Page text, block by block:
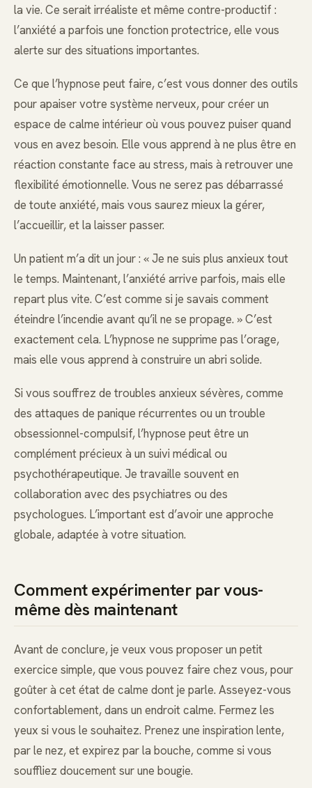
la vie. Ce serait irréaliste et même contre-productif :
l’anxiété a parfois une fonction protectrice, elle vous
alerte sur des situations importantes.
Ce que l’hypnose peut faire, c’est vous donner des outils
pour apaiser votre système nerveux, pour créer un
espace de calme intérieur où vous pouvez puiser quand
vous en avez besoin. Elle vous apprend à ne plus être en
réaction constante face au stress, mais à retrouver une
flexibilité émotionnelle. Vous ne serez pas débarrassé
de toute anxiété, mais vous saurez mieux la gérer,
l’accueillir, et la laisser passer.
Un patient m’a dit un jour : « Je ne suis plus anxieux tout
le temps. Maintenant, l’anxiété arrive parfois, mais elle
repart plus vite. C’est comme si je savais comment
éteindre l’incendie avant qu’il ne se propage. » C’est
exactement cela. L’hypnose ne supprime pas l’orage,
mais elle vous apprend à construire un abri solide.
Si vous souffrez de troubles anxieux sévères, comme
des attaques de panique récurrentes ou un trouble
obsessionnel-compulsif, l’hypnose peut être un
complément précieux à un suivi médical ou
psychothérapeutique. Je travaille souvent en
collaboration avec des psychiatres ou des
psychologues. L’important est d’avoir une approche
globale, adaptée à votre situation.
Comment expérimenter par vous-
même dès maintenant
Avant de conclure, je veux vous proposer un petit
exercice simple, que vous pouvez faire chez vous, pour
goûter à cet état de calme dont je parle. Asseyez-vous
confortablement, dans un endroit calme. Fermez les
yeux si vous le souhaitez. Prenez une inspiration lente,
par le nez, et expirez par la bouche, comme si vous
souffliez doucement sur une bougie.